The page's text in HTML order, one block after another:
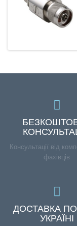
Консультації від
фахівців
ДОСТАВКА ПО
УКРАЇНІ